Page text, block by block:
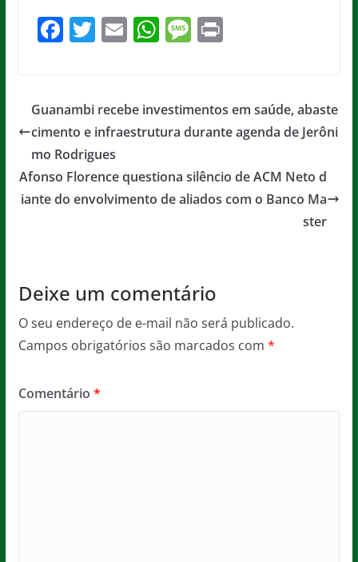
F
e
b
o
o
k
T
er
E
l
W
s
A
p
M
a
g
Pr
Guanambi recebe investimentos em saúde, abaste
cimento e infraestrutura durante agenda de Jerôni
mo Rodrigues
Afonso Florence questiona silêncio de ACM Neto d
iante do envolvimento de aliados com o Banco Ma
ster
Deixe um comentário
O seu endereço de e-mail não será publicado.
Campos obrigatórios são marcados com *
Comentário *